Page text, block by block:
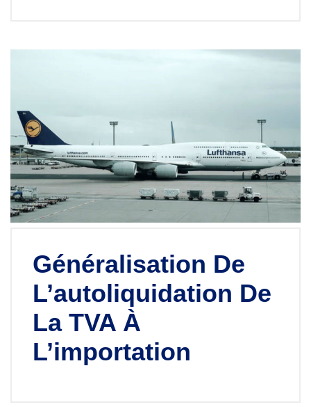
Généralisation De
L’autoliquidation De
La TVA À
L’importation